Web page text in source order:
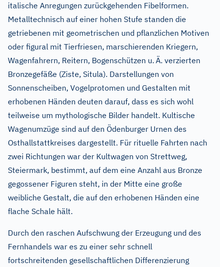
italische Anregungen zurückgehenden Fibelformen.
Metalltechnisch auf einer hohen Stufe standen die
getriebenen mit geometrischen und pflanzlichen Motiven
oder figural mit Tierfriesen, marschierenden Kriegern,
Wagenfahrern, Reitern, Bogenschützen u. Ä. verzierten
Bronzegefäße (Ziste, Situla). Darstellungen von
Sonnenscheiben, Vogelprotomen und Gestalten mit
erhobenen Händen deuten darauf, dass es sich wohl
teilweise um mythologische Bilder handelt. Kultische
Wagenumzüge sind auf den Ödenburger Urnen des
Osthallstattkreises dargestellt. Für rituelle Fahrten nach
zwei Richtungen war der Kultwagen von Strettweg,
Steiermark, bestimmt, auf dem eine Anzahl aus Bronze
gegossener Figuren steht, in der Mitte eine große
weibliche Gestalt, die auf den erhobenen Händen eine
flache Schale hält.
Durch den raschen Aufschwung der Erzeugung und des
Fernhandels war es zu einer sehr schnell
fortschreitenden gesellschaftlichen Differenzierung